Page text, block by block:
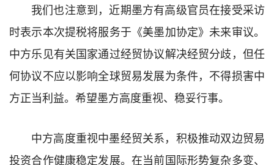
我们也注意到，近期墨方有高级官员在接受采访
时表示本次提税将服务于《美墨加协定》未来审议。
中方乐见有关国家通过经贸协议解决经贸分歧，但任
何协议不应以影响全球贸易发展为条件，不得损害中
方正当利益。希望墨方高度重视、稳妥行事。
中方高度重视中墨经贸关系，积极推动双边贸易
投资合作健康稳定发展。在当前国际形势复杂多变、